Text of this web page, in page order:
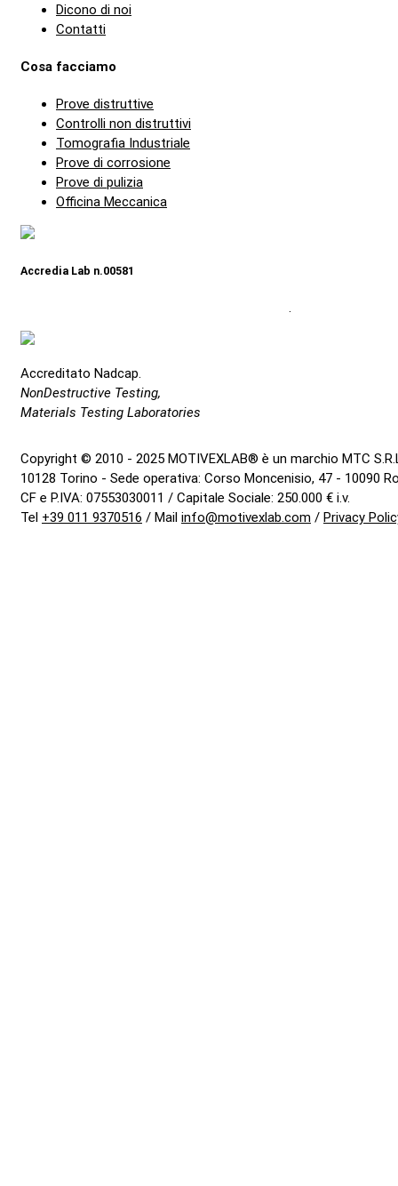
Dicono di noi
Contatti
Cosa facciamo
Prove distruttive
Controlli non distruttivi
Tomografia Industriale
Prove di corrosione
Prove di pulizia
Officina Meccanica
Accredia Lab n.00581
.
Accreditato Nadcap.
NonDestructive Testing,
Materials Testing Laboratories
Copyright © 2010 - 2025 MOTIVEXLAB® è un marchio MTC
10128 Torino - Sede operativa: Corso Moncenisio, 47 - 10090
CF e P.IVA: 07553030011 / Capitale Sociale: 250.000 € i.v.
Tel +39 011 9370516 / Mail info@motivexlab.com / Privacy